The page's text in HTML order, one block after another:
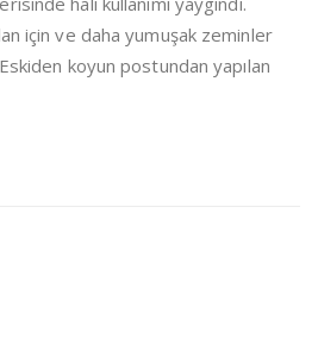
için ve daha yumuşak zeminler
koyun postundan yapılan